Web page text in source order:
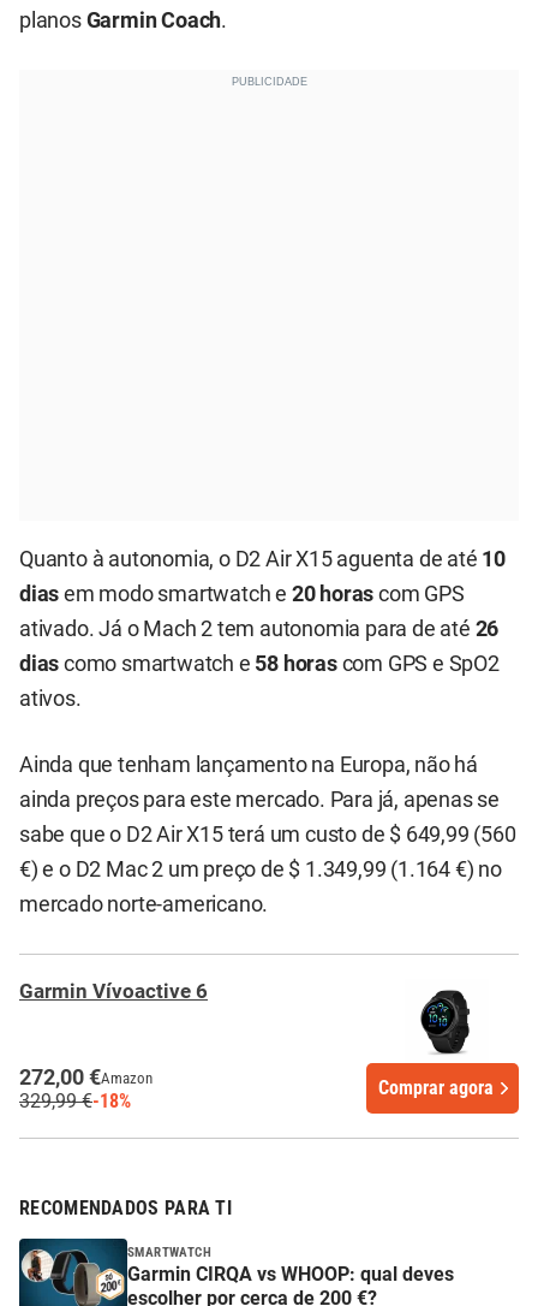
planos Garmin Coach.
Quanto à autonomia, o D2 Air X15 aguenta de até 10
dias em modo smartwatch e 20 horas com GPS
ativado. Já o Mach 2 tem autonomia para de até 26
dias como smartwatch e 58 horascom GPS e SpO2
ativos.
Ainda que tenham lançamento na Europa, não há
ainda preços para este mercado. Para já, apenas se
sabe que o D2 Air X15 terá um custo de $ 649,99 (560
€) e o D2 Mac 2 um preço de $ 1.349,99 (1.164 €) no
mercado norte-americano.
Garmin Vívoactive 6
272,00 €Amazon
329,99 €-18%
Comprar agora
RECOMENDADOS PARA TI
SMARTWATCH
Garmin CIRQA vs WHOOP: qual deves
escolher por cerca de 200 €?